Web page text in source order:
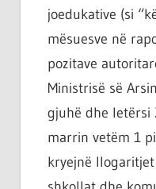
joedukative (si
mësuesve në
pozitave
Ministrisë së
gjuhë dhe letërsi
marrin vetëm 1
kryejnë